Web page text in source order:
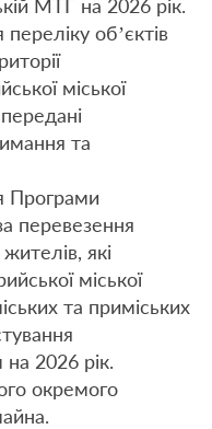
МТГ на 2026 рік.
об’єктів
міської
та
Програми
перевезення
які
міської
та приміських
2026 рік.
окремого